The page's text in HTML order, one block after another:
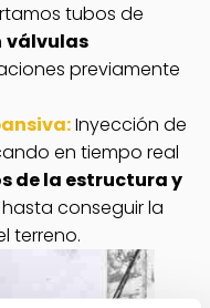
tubos de
válvulas
previamente
Inyección de
en tiempo real
de la estructura y
hasta conseguir la
terreno.